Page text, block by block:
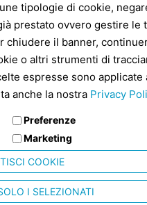
tipologie di cookie,
prestato ovvero gestire le
chiudere il banner,
o altri strumenti di
espresse sono applicate
anche la nostra Privacy
Preferenze
Marketing
COOKIE
I SELEZIONATI